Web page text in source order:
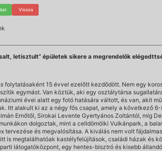
Vissza
letisztult” épületek sikere a megrendelők
15 évvel ezelőtt kezdődött. Nem egy
egymást. Van köztük, aki egy osztálytársa
évei alatt egy fotó hatására váltott, és van, akit
Itt alakult ki az a négy fős csapat, amely a következő
Ernőtől, Sirokai Levente Gyertyános Zoltántól, míg
dolgoztak, mint a celldömölki Vulkánpark, a
és megvalósítása. A kiválás nem volt
megtalálhatóak kastélyfelújítások, családi házak és
látogatóközpont, egy hentes-bisztró és kisebb